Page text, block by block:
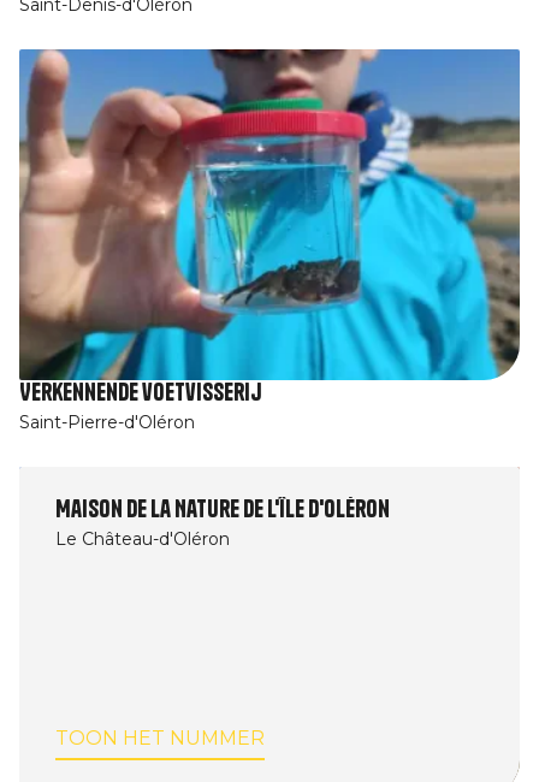
Saint-Denis-d'Oléron
Verkennende voetvisserij
Saint-Pierre-d'Oléron
Maison de la Nature de l'île d'Oléron
Le Château-d'Oléron
TOON HET NUMMER